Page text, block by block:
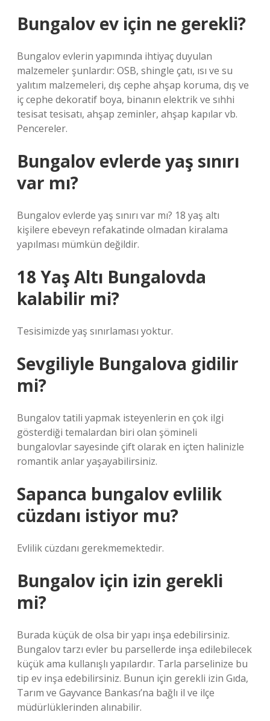
Bungalov ev için ne gerekli?
Bungalov evlerin yapımında ihtiyaç duyulan
malzemeler şunlardır: OSB, shingle çatı, ısı ve su
yalıtım malzemeleri, dış cephe ahşap koruma, dış ve
iç cephe dekoratif boya, binanın elektrik ve sıhhi
tesisat tesisatı, ahşap zeminler, ahşap kapılar vb.
Pencereler.
Bungalov evlerde yaş sınırı
var mı?
Bungalov evlerde yaş sınırı var mı? 18 yaş altı
kişilere ebeveyn refakatinde olmadan kiralama
yapılması mümkün değildir.
18 Yaş Altı Bungalovda
kalabilir mi?
Tesisimizde yaş sınırlaması yoktur.
Sevgiliyle Bungalova gidilir
mi?
Bungalov tatili yapmak isteyenlerin en çok ilgi
gösterdiği temalardan biri olan şömineli
bungalovlar sayesinde çift olarak en içten halinizle
romantik anlar yaşayabilirsiniz.
Sapanca bungalov evlilik
cüzdanı istiyor mu?
Evlilik cüzdanı gerekmemektedir.
Bungalov için izin gerekli
mi?
Burada küçük de olsa bir yapı inşa edebilirsiniz.
Bungalov tarzı evler bu parsellerde inşa edilebilecek
küçük ama kullanışlı yapılardır. Tarla parselinize bu
tip ev inşa edebilirsiniz. Bunun için gerekli izin Gıda,
Tarım ve Gayvance Bankası’na bağlı il ve ilçe
müdürlüklerinden alınabilir.